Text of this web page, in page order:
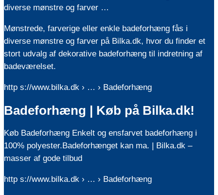
diverse mønstre og farver …
Mønstrede, farverige eller enkle badeforhæng fås i
diverse mønstre og farver på Bilka.dk, hvor du finder et
stort udvalg af dekorative badeforhæng til indretning af
badeværelset.
http s://www.bilka.dk › … › Badeforhæng
Badeforhæng | Køb på Bilka.dk!
Køb Badeforhæng Enkelt og ensfarvet badeforhæng i
100% polyester.Badeforhænget kan ma. | Bilka.dk –
masser af gode tilbud
http s://www.bilka.dk › … › Badeforhæng